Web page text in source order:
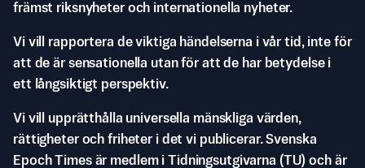
främst riksnyheter och internationella nyheter.
Vi vill rapportera de viktiga händelserna i vår tid, inte för
att de är sensationella utan för att de har betydelse i
ett långsiktigt perspektiv.
Vi vill upprätthålla universella mänskliga värden,
rättigheter och friheter i det vi publicerar. Svenska
Epoch Times är medlem i Tidningsutgivarna (TU) och är